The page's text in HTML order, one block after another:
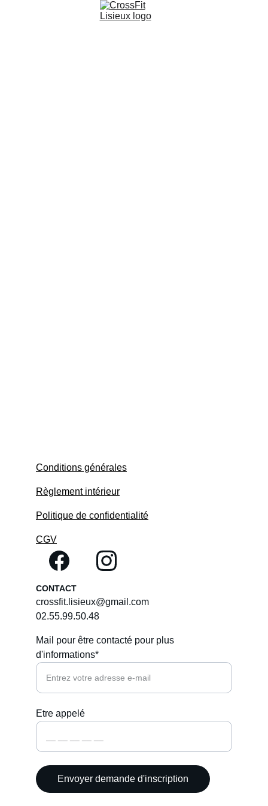
Conditions générales
CONTACT
crossfit.lisieux@gmail.com
02.55.99.50.48
Mail pour être contacté pour plus
d'informations*
Etre appelé
Envoyer demande d'inscription
Règlement intérieur
Politique de confidentialité
CGV